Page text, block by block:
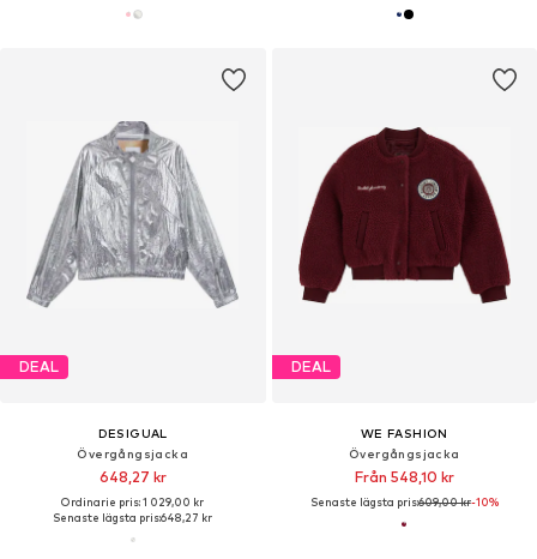
DEAL
DESIGUAL
Övergångsjacka
648,27 kr
Ordinarie pris: 1 029,00 kr
Senaste lägsta pris:648,27 kr
DEAL
WE FASHION
Övergångsjacka
Från 548,10 kr
Senaste lägsta pris:609,00 kr-10%